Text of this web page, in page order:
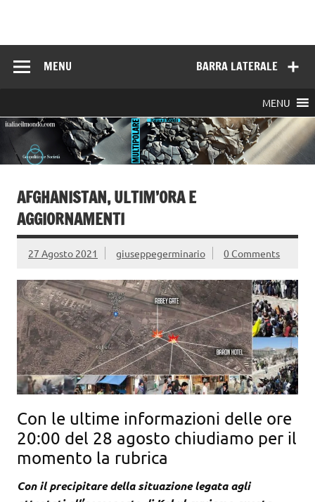
BARRA LATERALE
MENU
MENU
AFGHANISTAN, ULTIM’ORA E
AGGIORNAMENTI
27 Agosto 2021 giuseppegerminario 0 Comments
Con le ultime informazioni delle ore
20:00 del 28 agosto chiudiamo per il
momento la rubrica
Con il precipitare della situazione legata agli